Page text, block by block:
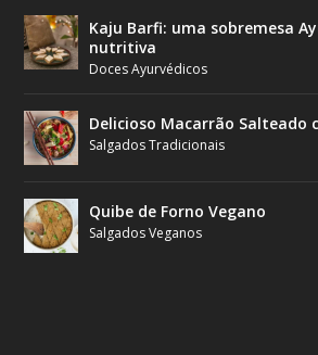
Kaju Barfi: uma sobremesa
nutritiva
Doces Ayurvédicos
Delicioso Macarrão Salteado
Salgados Tradicionais
Quibe de Forno Vegano
Salgados Veganos